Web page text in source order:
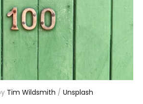
Tim Wildsmith / Unsplash